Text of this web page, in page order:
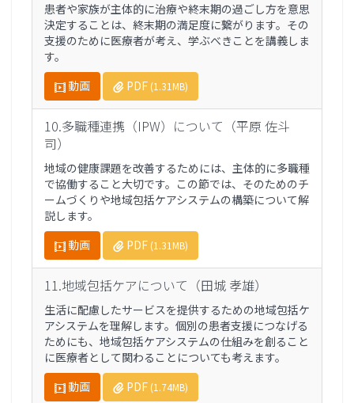
患者や家族が主体的に治療や終末期の過ごし方を意思
決定することは、終末期の満足度に繋がります。その
支援のために医療者が考え、学ぶべきことを講義しま
す。
動画
PDF (1.31MB)
10.多職種連携（IPW）について（平原 佐斗
司）
地域の健康課題を改善するためには、主体的に多職種
で協働すること大切です。この節では、そのためのチ
ームづくりや地域包括ケアシステムの構築について解
説します。
動画
PDF (1.31MB)
11.地域包括ケアについて（田城 孝雄）
生活に配慮したサービスを提供するための地域包括ケ
アシステムを理解します。個別の患者支援につなげる
ためにも、地域包括ケアシステムの仕組みを創ること
に医療者として関わることについても考えます。
動画
PDF (1.74MB)